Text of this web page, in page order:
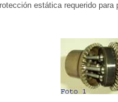
estática requerido para